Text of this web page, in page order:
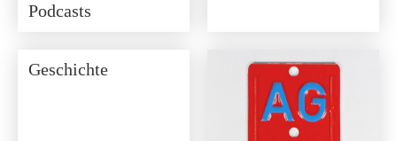
Podcasts
Geschichte